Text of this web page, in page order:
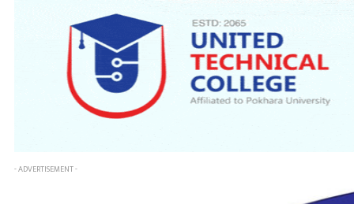
- ADVERTISEMENT -